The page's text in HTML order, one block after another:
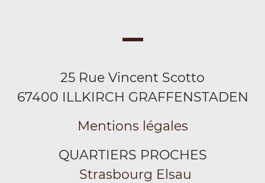
25 Rue Vincent Scotto
67400 ILLKIRCH GRAFFENSTADEN
Mentions légales
QUARTIERS PROCHES
Strasbourg Elsau